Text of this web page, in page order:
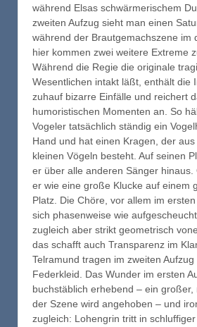
während Elsas schwärmerischem
zweiten Aufzug sieht man einen
während der Brautgemachszene im
hier kommen zwei weitere Extreme
Während die Regie die originale
Wesentlichen intakt läßt, enthält die
zuhauf bizarre Einfälle und reichert
humoristischen Momenten an. So
Vogeler tatsächlich ständig ein
Hand und hat einen Kragen, der
kleinen Vögeln besteht. Auf seinen
er über alle anderen Sänger hinaus.
er wie eine große Klucke auf einem
Platz. Die Chöre, vor allem im
sich phasenweise wie
zugleich aber strikt geometrisch
das schafft auch Transparenz im
Telramund tragen im zweiten
Federkleid. Das Wunder im ersten
buchstäblich erhebend – ein großer,
der Szene wird angehoben – und
zugleich: Lohengrin tritt in